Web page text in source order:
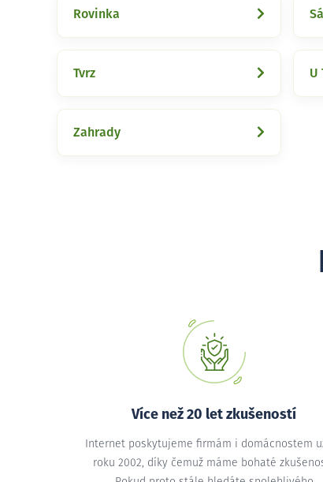
Rovinka
Tvrz U
Zahrady
Více než 20 let zkušeností
Internet poskytujeme firmám i domácnostem
roku 2002, díky čemuž máme bohaté